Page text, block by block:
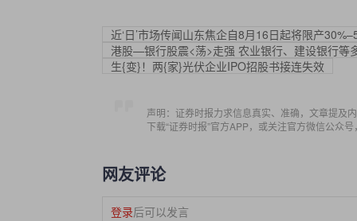
近‘日’市场传闻山东焦企自8月16日起将限产
港股—银行股震<荡>走强 农业银行、建设银行等
生{变}！两{家}光伏企业IPO招股书接连失效
声明：证券时报力求信息真实、准确，文章提及
下载“证券时报”官方APP，或关注官方微信公众
网友评论
登录后可以发言